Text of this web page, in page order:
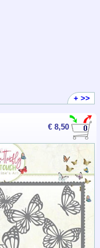
+ >>
€ 8,50